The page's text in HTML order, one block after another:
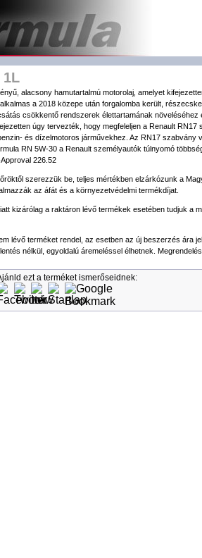
1L
alacsony hamutartalmú motorolaj, amelyet
a 2018 közepe után forgalomba került,
csökkentő rendszerek élettartamának növeléséhez
úgy tervezték, hogy megfeleljen a Renault RN17
és dízelmotoros járművekhez. Az RN17 szabvány
RN 5W-30 a Renault személyautók túlnyomó
226.52
szerezzük be, teljes mértékben elzárkózunk a
az áfát és a környezetvédelmi termékdíjat.
kizárólag a raktáron lévő termékek esetében tudjuk a
lévő terméket rendel, az esetben az új beszerzés ára
nélkül, egyoldalú áremeléssel élhetnek.
ezt a terméket ismerőseidnek: